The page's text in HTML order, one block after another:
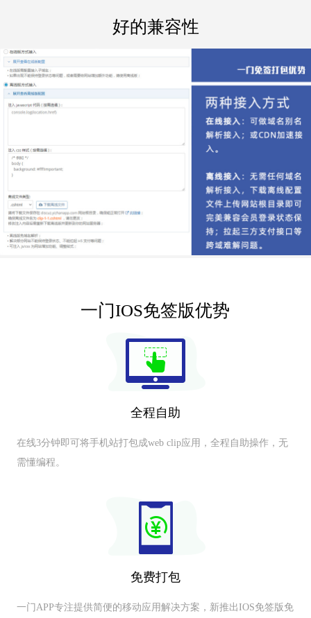
好的兼容性
一门IOS免签版优势
全程自助
在线3分钟即可将手机站打包成web clip应用，全程自助操作，无
需懂编程。
免费打包
一门APP专注提供简便的移动应用解决方案，新推出IOS免签版免